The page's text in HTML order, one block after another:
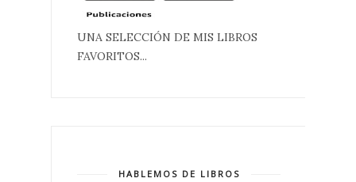
UNA SELECCIÓN DE MIS LIBROS
FAVORITOS...
HABLEMOS DE LIBROS